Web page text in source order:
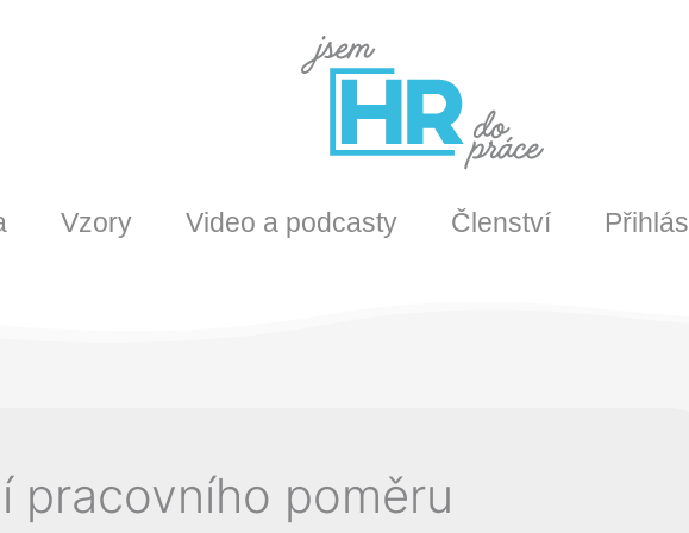
Vzory Video a podcasty Členství
pracovního poměru